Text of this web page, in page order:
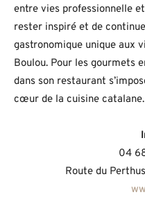
entre vies professionnelle
rester inspiré et de
gastronomique unique aux
Boulou. Pour les gourmets
dans son restaurant
cœur de la cuisine catalane.
04
Route du